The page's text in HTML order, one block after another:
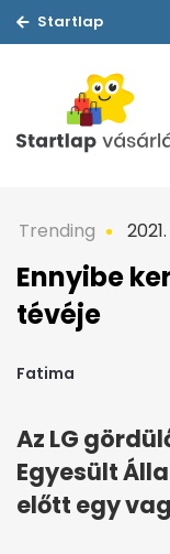
Startlap
Trending
Ennyibe
tévéje
Fatima
Az LG
Egyesült
előtt egy